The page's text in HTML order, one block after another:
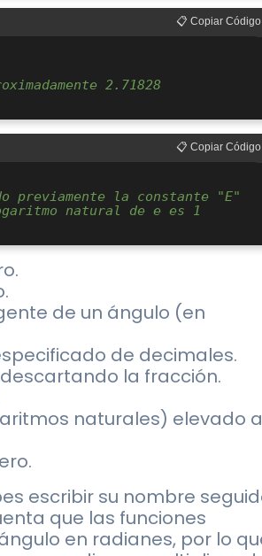
📋 Copiar Código
2.71828
📋 Copiar Código
previamente la constante "E"
natural de e es 1
de un ángulo (en
de decimales.
la fracción.
naturales) elevado
escribir su nombre
que las funciones
en radianes, por lo